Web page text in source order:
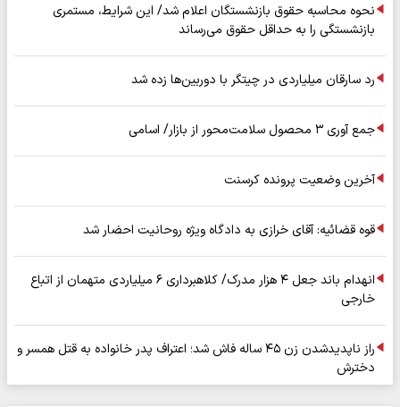
نحوه محاسبه حقوق بازنشستگان اعلام شد/ این شرایط، مستمری
بازنشستگی را به حداقل حقوق می‌رساند
رد سارقان میلیاردی در چیتگر با دوربین‌ها زده شد
جمع آوری ۳ محصول سلامت‌محور از بازار/ اسامی
آخرین وضعیت پرونده کرسنت
قوه قضائیه: آقای خرازی به دادگاه ویژه روحانیت احضار شد
انهدام باند جعل ۴ هزار مدرک/ کلاهبرداری ۶ میلیاردی متهمان از اتباع
خارجی
راز ناپدیدشدن زن ۴۵ ساله فاش شد؛ اعتراف پدر خانواده به قتل همسر و
دخترش